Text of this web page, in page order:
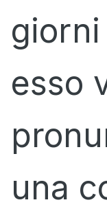
esso
una